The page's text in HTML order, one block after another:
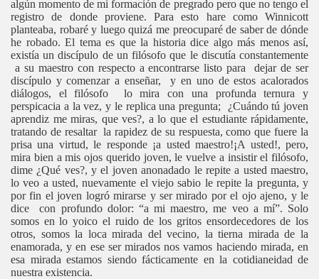
algún momento de mi formación de pregrado pero que no tengo el
registro de donde proviene. Para esto hare como Winnicott
planteaba, robaré y luego quizá me preocuparé de saber de dónde
he robado. El tema es que la historia dice algo más menos así,
existía un discípulo de un filósofo que le discutía constantemente
a su maestro con respecto a encontrarse listo para dejar de ser
discípulo y comenzar a enseñar, y en uno de estos acalorados
diálogos, el filósofo lo mira con una profunda ternura y
perspicacia a la vez, y le replica una pregunta; ¿Cuándo tú joven
aprendiz me miras, que ves?, a lo que el estudiante rápidamente,
tratando de resaltar la rapidez de su respuesta, como que fuere la
prisa una virtud, le responde ¡a usted maestro!¡A usted!, pero,
mira bien a mis ojos querido joven, le vuelve a insistir el filósofo,
dime ¿Qué ves?, y el joven anonadado le repite a usted maestro,
lo veo a usted, nuevamente el viejo sabio le repite la pregunta, y
por fin el joven logró mirarse y ser mirado por el ojo ajeno, y le
dice con profundo dolor: “a mi maestro, me veo a mí”. Solo
somos en lo yoico el ruido de los gritos ensordecedores de los
otros, somos la loca mirada del vecino, la tierna mirada de la
enamorada, y en ese ser mirados nos vamos haciendo mirada, en
esa mirada estamos siendo fácticamente en la cotidianeidad de
nuestra existencia.